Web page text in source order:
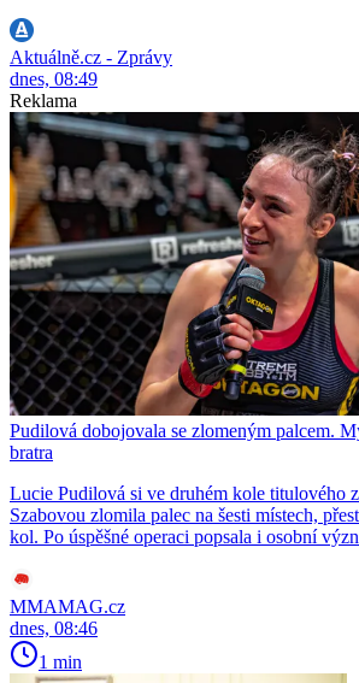
Aktuálně.cz - Zprávy
dnes, 08:49
Reklama
Pudilová dobojovala se zlomeným palcem.
bratra
Lucie Pudilová si ve druhém kole titulového
Szabovou zlomila palec na šesti místech,
kol. Po úspěšné operaci popsala i osobní
MMAMAG.cz
dnes, 08:46
1 min